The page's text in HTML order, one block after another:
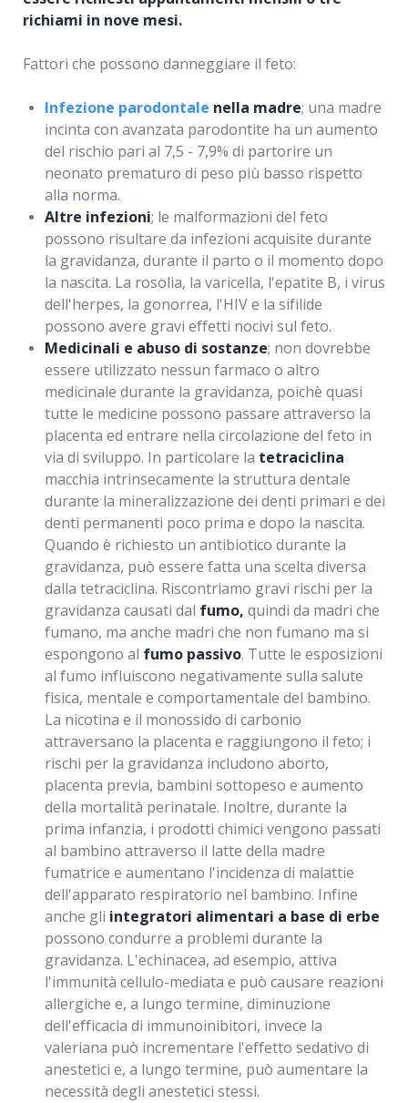
richiami in nove mesi.
Fattori che possono danneggiare il feto:
Infezione parodontale nella madre; una madre
incinta con avanzata parodontite ha un aumento
del rischio pari al 7,5 - 7,9% di partorire un
neonato prematuro di peso più basso rispetto
alla norma.
Altre infezioni; le malformazioni del feto
possono risultare da infezioni acquisite durante
la gravidanza, durante il parto o il momento dopo
la nascita. La rosolia, la varicella, l'epatite B, i virus
dell'herpes, la gonorrea, l'HIV e la sifilide
possono avere gravi effetti nocivi sul feto.
Medicinali e abuso di sostanze; non dovrebbe
essere utilizzato nessun farmaco o altro
medicinale durante la gravidanza, poichè quasi
tutte le medicine possono passare attraverso la
placenta ed entrare nella circolazione del feto in
via di sviluppo. In particolare la tetraciclina
macchia intrinsecamente la struttura dentale
durante la mineralizzazione dei denti primari e dei
denti permanenti poco prima e dopo la nascita.
Quando è richiesto un antibiotico durante la
gravidanza, può essere fatta una scelta diversa
dalla tetraciclina. Riscontriamo gravi rischi per la
gravidanza causati dal fumo, quindi da madri che
fumano, ma anche madri che non fumano ma si
espongono al fumo passivo. Tutte le esposizioni
al fumo influiscono negativamente sulla salute
fisica, mentale e comportamentale del bambino.
La nicotina e il monossido di carbonio
attraversano la placenta e raggiungono il feto; i
rischi per la gravidanza includono aborto,
placenta previa, bambini sottopeso e aumento
della mortalità perinatale. Inoltre, durante la
prima infanzia, i prodotti chimici vengono passati
al bambino attraverso il latte della madre
fumatrice e aumentano l'incidenza di malattie
dell'apparato respiratorio nel bambino. Infine
anche gli integratori alimentari a base di erbe
possono condurre a problemi durante la
gravidanza. L'echinacea, ad esempio, attiva
l'immunità cellulo-mediata e può causare reazioni
allergiche e, a lungo termine, diminuzione
dell'efficacia di immunoinibitori, invece la
valeriana può incrementare l'effetto sedativo di
anestetici e, a lungo termine, può aumentare la
necessità degli anestetici stessi.